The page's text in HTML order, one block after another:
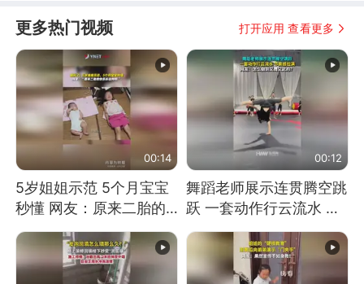
更多热门视频 打开应用 查看更多
00:14
5岁姐姐示范 5个月宝宝
秒懂 网友：原来二胎的
快乐长这样
00:12
舞蹈老师展示连贯腾空跳
跃 一套动作行云流水 节
奏感拉满 网友：怎么做
到又舞又武的？